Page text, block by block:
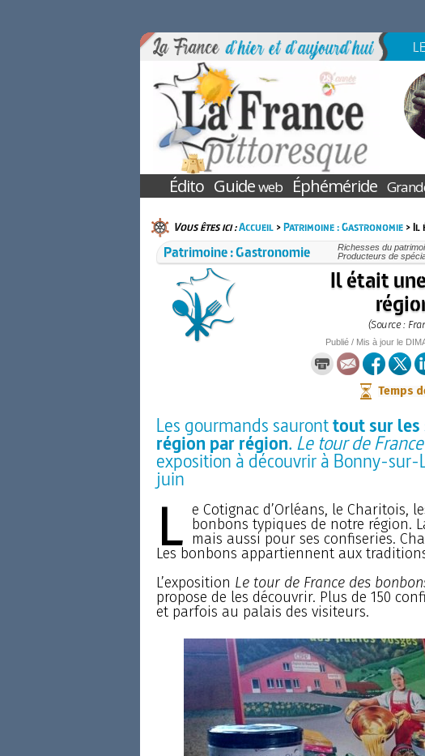
LE
Édito Guideweb Éphéméride
Vous êtes ici :Accueil>Patrimoine : Gastronomie> Il
Patrimoine : Gastronomie
Richesses du
Producteurs de
Il était
(Source :
Publié / Mis à jour le
Temps
Les gourmands sauronttout sur les
région par région. Le tour de
exposition à découvrir à Bonny-sur-
juin
L e Cotignac d’Orléans, le Charitois,
bonbons typiques de notre région.
mais aussi pour ses confiseries.
Les bonbons appartiennent aux
L’exposition Le tour de France des
propose de les découvrir. Plus de 150
et parfois au palais des visiteurs.